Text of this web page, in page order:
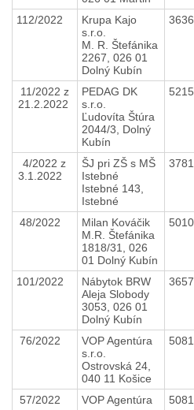
112/2022
Krupa Kajo
s.r.o.
M. R. Štefánika
2267, 026 01
Dolný Kubín
11/2022 z
21.2.2022
PEDAG DK
s.r.o.
Ľudovíta Štúra
2044/3, Dolný
Kubín
4/2022 z
3.1.2022
ŠJ pri ZŠ s MŠ
Istebné
Istebné 143,
Istebné
48/2022
Milan Kováčik
M.R. Štefánika
1818/31, 026
01 Dolný Kubín
101/2022
Nábytok BRW
Aleja Slobody
3053, 026 01
Dolný Kubín
76/2022
VOP Agentúra
s.r.o.
Ostrovská 24,
040 11 Košice
57/2022
VOP Agentúra